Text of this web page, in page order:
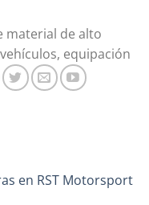
material de alto
equipación
en RST Motorsport